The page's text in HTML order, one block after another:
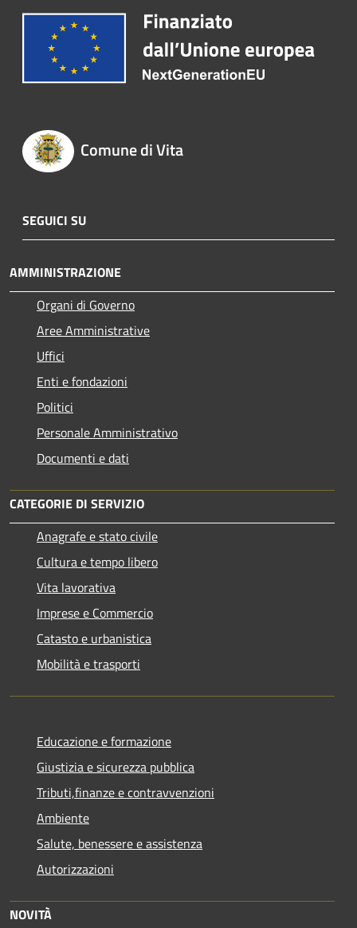
Comune di Vita
SEGUICI SU
AMMINISTRAZIONE
Organi di Governo
Aree Amministrative
Uffici
Enti e fondazioni
Politici
Personale Amministrativo
Documenti e dati
CATEGORIE DI SERVIZIO
Anagrafe e stato civile
Cultura e tempo libero
Vita lavorativa
Imprese e Commercio
Catasto e urbanistica
Mobilità e trasporti
Educazione e formazione
Giustizia e sicurezza pubblica
Tributi,finanze e contravvenzioni
Ambiente
Salute, benessere e assistenza
Autorizzazioni
NOVITÀ